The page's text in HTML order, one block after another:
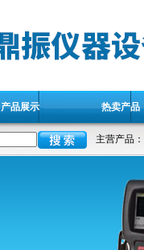
产品展示 热卖产品
主营产品：